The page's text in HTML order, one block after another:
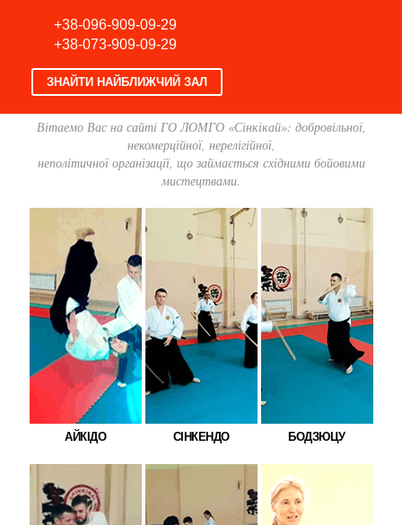
+38-096-909-09-29
+38-073-909-09-29
ЗНАЙТИ НАЙБЛИЖЧИЙ ЗАЛ
Вітаемо Вас на сайті ГО ЛОМГО «Сінкікай»: добровільної,
некомерційної, нерелігійної,
неполітичної організації, що займається східними бойовими
мистецтвами.
АЙКІДО СІНКЕНДО БОДЗЮЦУ